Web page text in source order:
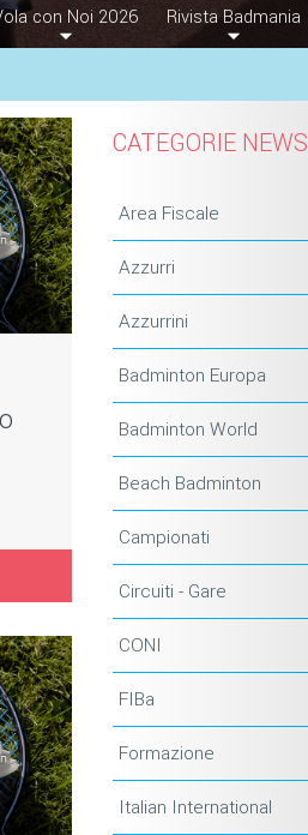
con Noi 2026 Rivista Badmania
CATEGORIE NEWS
Area Fiscale
Azzurri
Azzurrini
Badminton Europa
Badminton World
Beach Badminton
Campionati
Circuiti - Gare
CONI
FIBa
Formazione
Italian International